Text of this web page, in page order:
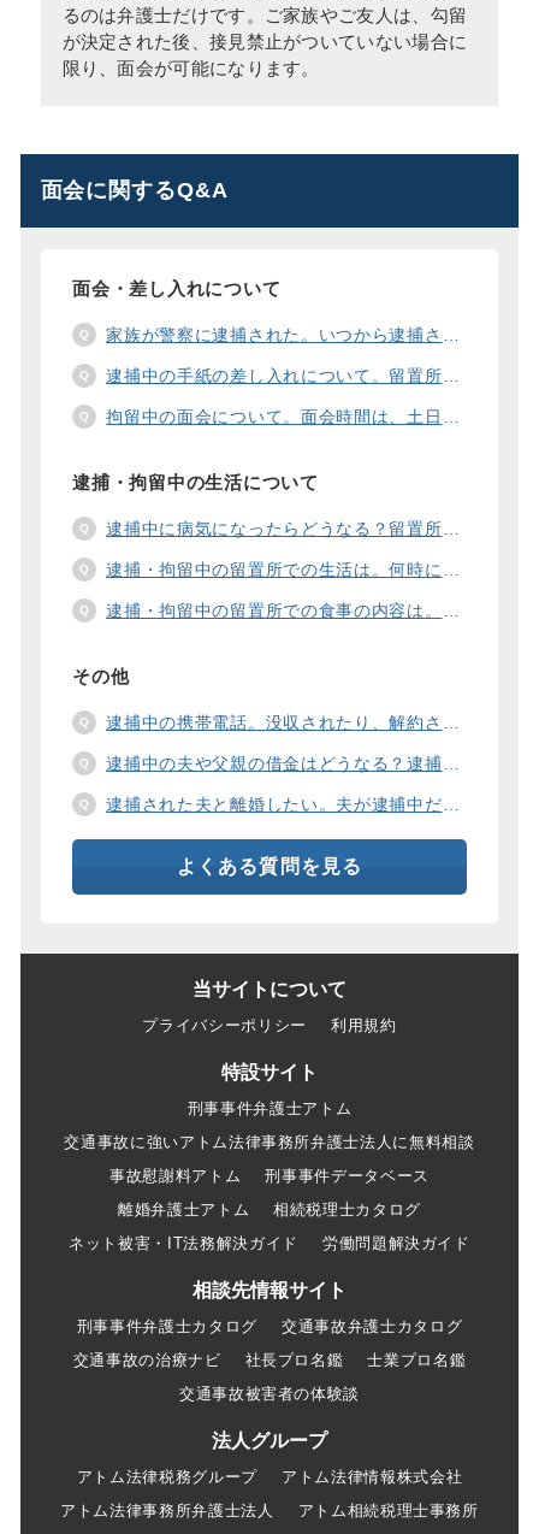
るのは弁護士だけです。ご家族やご友人は、勾留
が決定された後、接見禁止がついていない場合に
限り、面会が可能になります。
面会に関するQ&A
面会・差し入れについて
家族が警察に逮捕された。いつから逮捕された家族と面会することができますか？
逮捕中の手紙の差し入れについて。留置所に手紙を送る際の宛先の書き方は？
拘留中の面会について。面会時間は、土日や祝日の面会は、一度に面会できる人数は。
逮捕・拘留中の生活について
逮捕中に病気になったらどうなる？留置所の健康診断、診療、医療行為、手術は。
逮捕・拘留中の留置所での生活は。何時に起きて、何時に寝るの？部屋や食事の様子は？
逮捕・拘留中の留置所での食事の内容は。食事代は支払わないといけないの？
その他
逮捕中の携帯電話。没収されたり、解約されたり、見られたりするの？
逮捕中の夫や父親の借金はどうなる？逮捕中の借金の支払い方法は。
逮捕された夫と離婚したい。夫が逮捕中だと慰謝料は増えるの？
よくある質問を見る
当サイトについて
プライバシーポリシー 利用規約
特設サイト
刑事事件弁護士アトム
交通事故に強いアトム法律事務所弁護士法人に無料相談
事故慰謝料アトム
刑事事件データベース
離婚弁護士アトム
相続税理士カタログ
ネット被害・IT法務解決ガイド
労働問題解決ガイド
相談先情報サイト
刑事事件弁護士カタログ
交通事故弁護士カタログ
交通事故の治療ナビ
社長プロ名鑑
士業プロ名鑑
交通事故被害者の体験談
法人グループ
アトム法律税務グループ
アトム法律情報株式会社
アトム法律事務所弁護士法人
アトム相続税理士事務所